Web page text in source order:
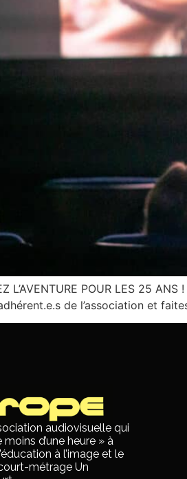
L’AVENTURE POUR LES 25
de l’association et
audiovisuelle qui
d’une heure » à
à l’image et le
métrage Un